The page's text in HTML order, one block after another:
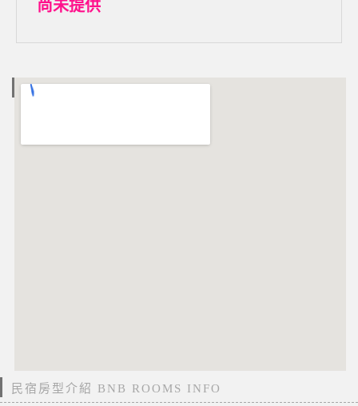
尚未提供
電子地圖 MAP
民宿房型介紹 BNB ROOMS INFO